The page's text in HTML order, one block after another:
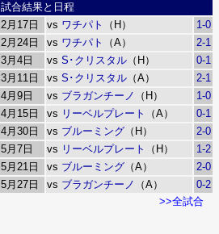
試合結果と日程
2月17日
vs ワチパト （H）
1-0
2月24日
vs ワチパト （A）
2-1
3月4日
vs S･クリスタル （H）
0-1
3月11日
vs S･クリスタル （A）
2-1
4月9日
vs ブラガンチーノ （H）
1-0
4月15日
vs リーベルプレート （A）
0-1
4月30日
vs ブルーミング （H）
2-0
5月7日
vs リーベルプレート （H）
1-2
5月21日
vs ブルーミング （A）
2-0
5月27日
vs ブラガンチーノ （A）
0-2
>>全試合